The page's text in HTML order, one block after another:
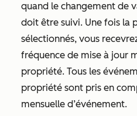
quand le changement de
doit être suivi. Une fois la
sélectionnés, vous
fréquence de mise à jour
propriété. Tous les
propriété sont pris en
mensuelle d’événement.